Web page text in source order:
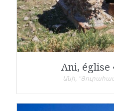
Ani, église
Անի,